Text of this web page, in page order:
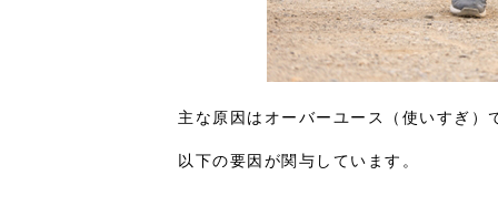
主な原因はオーバーユース（使いすぎ）
以下の要因が関与しています。